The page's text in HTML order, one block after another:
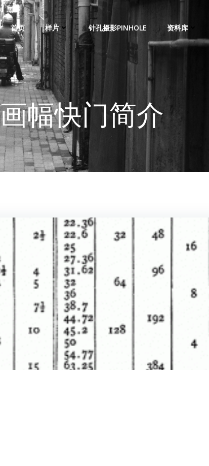
首页 样片 针孔摄影PINHOLE 资料库
幅快门简介